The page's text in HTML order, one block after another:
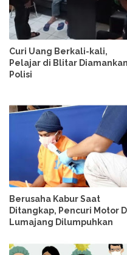
Curi Uang Berkali-kali,
Pelajar di Blitar Diamankan
Polisi
Berusaha Kabur Saat
Ditangkap, Pencuri Motor
Lumajang Dilumpuhkan